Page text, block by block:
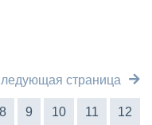
страница
8 9 10 11 12